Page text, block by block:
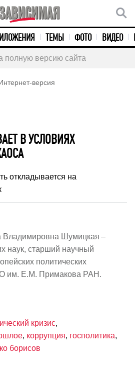
ТЕМЫ ФОТО ВИДЕО
полную версию сайта
версия
В УСЛОВИЯХ
откладывается на
Владимировна Шумицкая –
наук, старший научный
политических
им. Е.М. Примакова РАН.
кризис,
, коррупция, госполитика,
борисов